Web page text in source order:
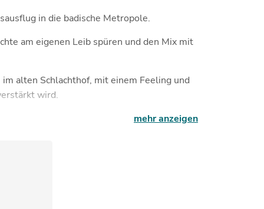
in die badische Metropole.
am eigenen Leib spüren und den Mix mit
alten Schlachthof, mit einem Feeling und
wird.
mehr anzeigen